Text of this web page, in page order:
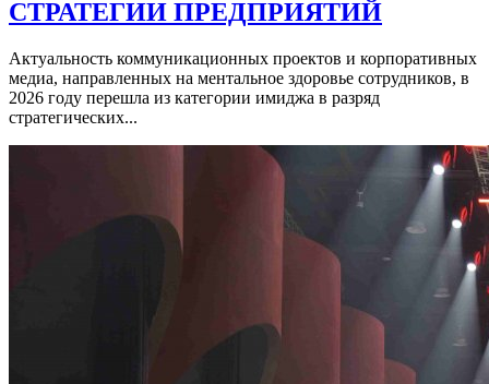
СТРАТЕГИИ ПРЕДПРИЯТИЙ
Актуальность коммуникационных проектов и корпоративных
медиа, направленных на ментальное здоровье сотрудников, в
2026 году перешла из категории имиджа в разряд
стратегических...